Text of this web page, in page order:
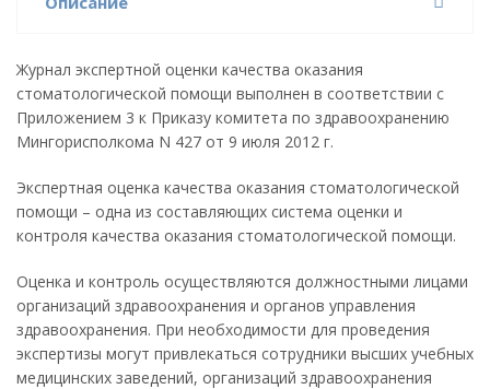
Журнал экспертной оценки качества оказания
стоматологической помощи выполнен в соответствии с
Приложением 3 к Приказу комитета по здравоохранению
Мингорисполкома N 427 от 9 июля 2012 г.
Экспертная оценка качества оказания стоматологической
помощи – одна из составляющих система оценки и
контроля качества оказания стоматологической помощи.
Оценка и контроль осуществляются должностными лицами
организаций здравоохранения и органов управления
здравоохранения. При необходимости для проведения
экспертизы могут привлекаться сотрудники высших учебных
медицинских заведений, организаций здравоохранения